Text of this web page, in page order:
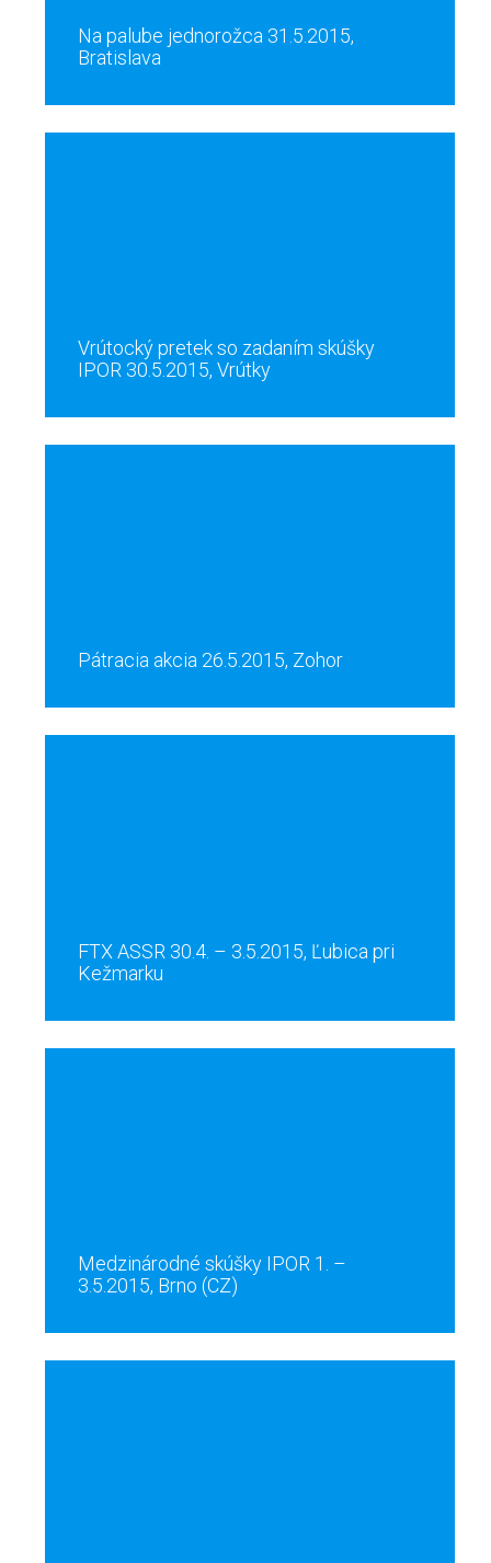
Na palube jednorožca 31.5.2015,
Bratislava
Vrútocký pretek so zadaním skúšky
IPOR 30.5.2015, Vrútky
Pátracia akcia 26.5.2015, Zohor
FTX ASSR 30.4. – 3.5.2015, Ľubica pri
Kežmarku
Medzinárodné skúšky IPOR 1. –
3.5.2015, Brno (CZ)